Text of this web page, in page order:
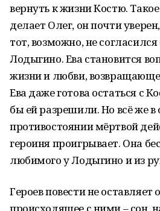
вернуть к жизни Костю.
делает Олег, он почти
тот, возможно, не
Лодыгино. Ева становится
жизни и любви,
Ева даже готова остаться с
бы ей разрешили. Но всё же в
противостоянии мёртвой
героиня проигрывает. Она
любимого у Лодыгино и из
Героев повести не